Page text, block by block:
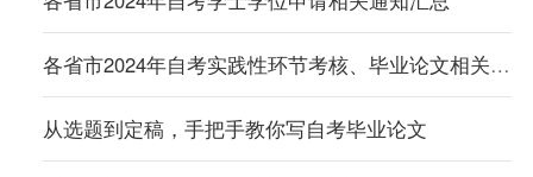
各省市2024年自考实践性环节考核、毕业论文相关通知汇总
从选题到定稿，手把手教你写自考毕业论文